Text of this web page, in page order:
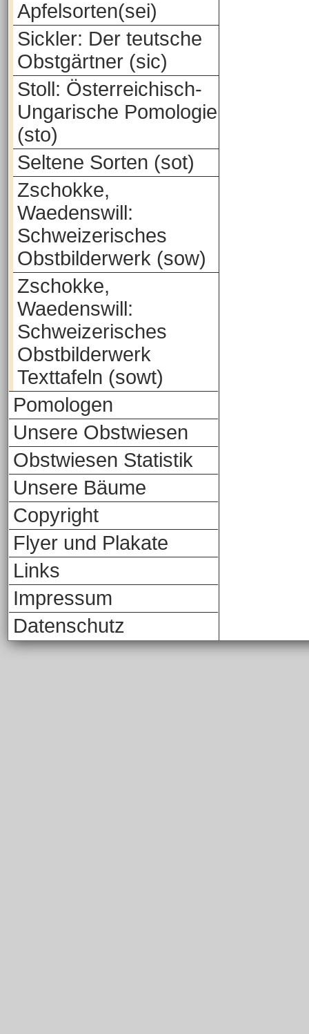
Apfelsorten(sei)
Sickler: Der teutsche
Obstgärtner (sic)
Stoll: Österreichisch-
Ungarische Pomologie
(sto)
Seltene Sorten (sot)
Zschokke,
Waedenswill:
Schweizerisches
Obstbilderwerk (sow)
Zschokke,
Waedenswill:
Schweizerisches
Obstbilderwerk
Texttafeln (sowt)
Pomologen
Unsere Obstwiesen
Obstwiesen Statistik
Unsere Bäume
Copyright
Flyer und Plakate
Links
Impressum
Datenschutz